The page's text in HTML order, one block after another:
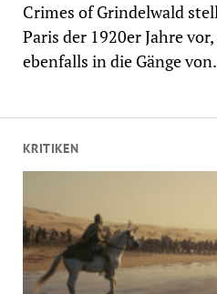
KRITIKEN
Crimes of Grindelwald
Paris der 1920er Jahre
ebenfalls in die Gänge